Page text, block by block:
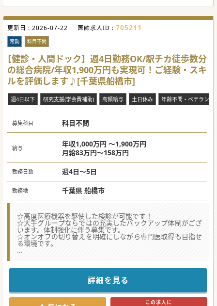
#春入職可 #秋入職可
更新日 : 2026-07-22 医師求人ID : 705211
常勤 科目不問
【健診・人間ドック】週4日勤務OK/駅チカ徒歩数分
の総合病院/年収1,900万円も実現可！ご経験・スキ
ルを評価します♪[千葉県船橋市]
週4日以下 研究支援(学会費補助) 高額給与 土日休み 年齢不問・ベテラン歓
募集科目 科目不問
給与
年収1,000万円 ～1,900万円
月給83万円～158万円
勤務日数 週4日～5日
勤務地 千葉県 船橋市
☆高度医療機器を駆使した検診が可能です！
☆大手グループならではの充実したバックアップ体制がござ
います。体制強化に伴う募集です。
☆オンオフの切り替えを明確にしながら専門医取得も目指せ
る環境です。
制が整っています。
新築移転以来、最先端の設備を備えた地域中核病院として、
自身の介在価値をダイレクトに実感できるというやりがいが
あります。
圧倒的な症例数に触れながら専門性を磨けるこの環境で、先
詳細を見る
この求人に